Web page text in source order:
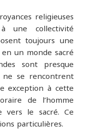
religieuses
une collectivité
toujours une
un monde sacré
sont presque
ne se rencontrent
exception à cette
de l’homme
vers le sacré. Ce
particulières.